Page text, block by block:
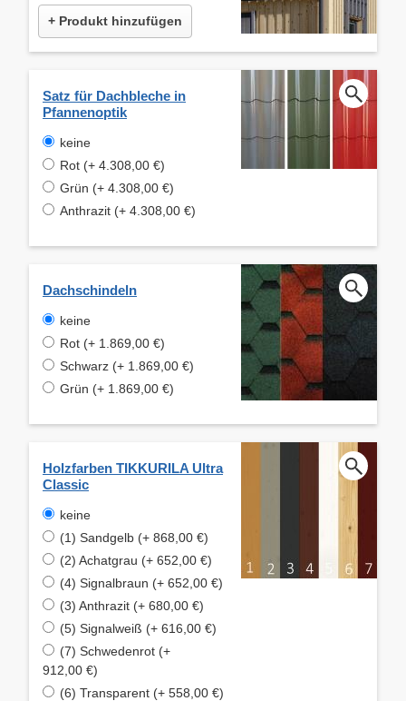
+ Produkt hinzufügen
Satz für Dachbleche in
Pfannenoptik
keine
Rot (+ 4.308,00 €)
Grün (+ 4.308,00 €)
Anthrazit (+ 4.308,00 €)
Dachschindeln
keine
Rot (+ 1.869,00 €)
Schwarz (+ 1.869,00 €)
Grün (+ 1.869,00 €)
Holzfarben TIKKURILA Ultra
Classic
keine
(1) Sandgelb (+ 868,00 €)
(2) Achatgrau (+ 652,00 €)
(4) Signalbraun (+ 652,00 €)
(3) Anthrazit (+ 680,00 €)
(5) Signalweiß (+ 616,00 €)
(7) Schwedenrot (+
912,00 €)
(6) Transparent (+ 558,00 €)